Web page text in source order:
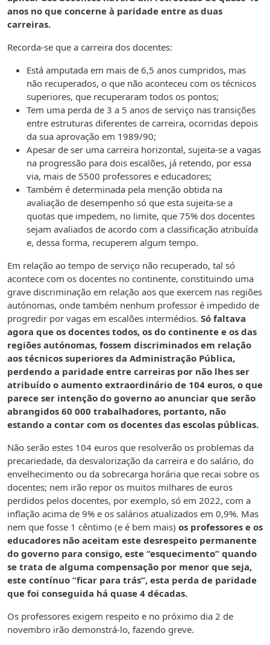
anos no que concerne à paridade entre as duas
carreiras.
Recorda-se que a carreira dos docentes:
Está amputada em mais de 6,5 anos cumpridos, mas
não recuperados, o que não aconteceu com os técnicos
superiores, que recuperaram todos os pontos;
Tem uma perda de 3 a 5 anos de serviço nas transições
entre estruturas diferentes de carreira, ocorridas depois
da sua aprovação em 1989/90;
Apesar de ser uma carreira horizontal, sujeita-se a vagas
na progressão para dois escalões, já retendo, por essa
via, mais de 5500 professores e educadores;
Também é determinada pela menção obtida na
avaliação de desempenho só que esta sujeita-se a
quotas que impedem, no limite, que 75% dos docentes
sejam avaliados de acordo com a classificação atribuída
e, dessa forma, recuperem algum tempo.
Em relação ao tempo de serviço não recuperado, tal só
acontece com os docentes no continente, constituindo uma
grave discriminação em relação aos que exercem nas regiões
autónomas, onde também nenhum professor é impedido de
progredir por vagas em escalões intermédios. Só faltava
agora que os docentes todos, os do continente e os das
regiões autónomas, fossem discriminados em relação
aos técnicos superiores da Administração Pública,
perdendo a paridade entre carreiras por não lhes ser
atribuído o aumento extraordinário de 104 euros, o que
parece ser intenção do governo ao anunciar que serão
abrangidos 60 000 trabalhadores, portanto, não
estando a contar com os docentes das escolas públicas.
Não serão estes 104 euros que resolverão os problemas da
precariedade, da desvalorização da carreira e do salário, do
envelhecimento ou da sobrecarga horária que recai sobre os
docentes; nem irão repor os muitos milhares de euros
perdidos pelos docentes, por exemplo, só em 2022, com a
inflação acima de 9% e os salários atualizados em 0,9%. Mas
nem que fosse 1 cêntimo (e é bem mais) os professores e os
educadores não aceitam este desrespeito permanente
do governo para consigo, este “esquecimento” quando
se trata de alguma compensação por menor que seja,
este contínuo “ficar para trás”, esta perda de paridade
que foi conseguida há quase 4 décadas.
Os professores exigem respeito e no próximo dia 2 de
novembro irão demonstrá-lo, fazendo greve.